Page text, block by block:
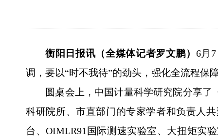
衡阳日报讯（全媒体记者罗文鹏） 6月
调，要以“时不我待”的劲头，强化全流程保
圆桌会上，中国计量科学研究院分享了
科研院所、市直部门的专家学者和负责人
台、OIMLR91国际测速实验室、大扭矩实